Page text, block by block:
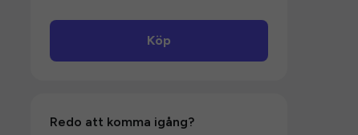
Köp
Redo att komma igång?